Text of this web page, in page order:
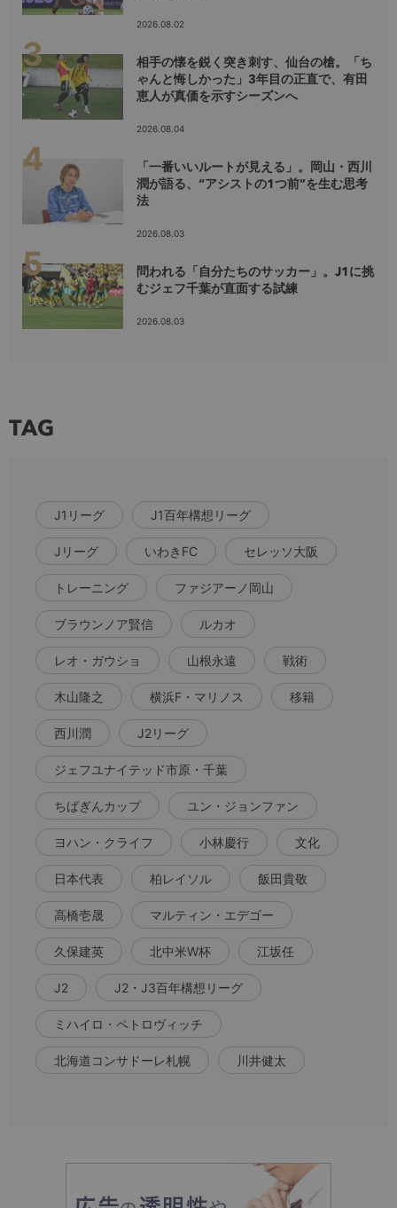
2026.08.02
相手の懐を鋭く突き刺す、仙台の槍。「ち
ゃんと悔しかった」3年目の正直で、有田
恵人が真価を示すシーズンへ
2026.08.04
「一番いいルートが見える」。岡山・西川
潤が語る、“アシストの1つ前”を生む思考
法
2026.08.03
問われる「自分たちのサッカー」。J1に挑
むジェフ千葉が直面する試練
2026.08.03
TAG
J1リーグ J1百年構想リーグ
Jリーグ いわきFC セレッソ大阪
トレーニング ファジアーノ岡山
ブラウンノア賢信 ルカオ
レオ・ガウショ 山根永遠 戦術
木山隆之 横浜F・マリノス 移籍
西川潤 J2リーグ
ジェフユナイテッド市原・千葉
ちばぎんカップ ユン・ジョンファン
ヨハン・クライフ 小林慶行 文化
日本代表 柏レイソル 飯田貴敬
高橋壱晟 マルティン・エデゴー
久保建英 北中米W杯 江坂任
J2 J2・J3百年構想リーグ
ミハイロ・ペトロヴィッチ
北海道コンサドーレ札幌 川井健太